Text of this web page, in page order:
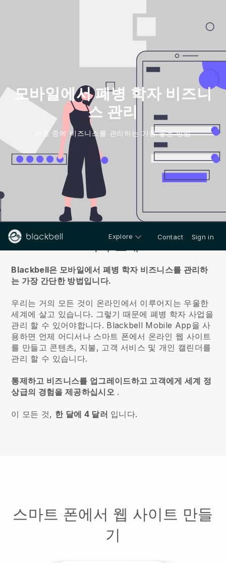
모바일에서 폐병 학자 비즈니
스 관리
이동 중에 비즈니스를 관리하는 가장 좋은 방법
Explore Contact Sign in
Blackbell은 모바일에서 폐병 학자 비즈니스를 관리하
는 가장 간단한 방법입니다.
우리는 거의 모든 것이 온라인에서 이루어지는 우울한
세계에 살고 있습니다. 그렇기 때문에 폐병 학자 사업을
관리 할 수 있어야합니다. Blackbell Mobile App을 사
용하면 언제 어디서나 스마트 폰에서 온라인 웹 사이트
를 만들고 콘텐츠, 지불, 고객 서비스 및 개인 캘린더를
관리 할 수 있습니다.
통제하고 비즈니스를 업그레이드하고 고객에게 세계 정
상급의 경험을 제공하십시오.
이 모든 것, 한 달에 4 달러 입니다.
스마트 폰에서 웹 사이트 만들
기